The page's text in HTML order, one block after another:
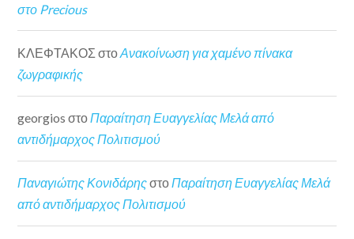
στο Precious
ΚΛΕΦΤΑΚΟΣ στοΑνακοίνωση για χαμένο πίνακα
ζωγραφικής
georgios στοΠαραίτηση Ευαγγελίας Μελά από
αντιδήμαρχος Πολιτισμού
Παναγιώτης ΚονιδάρηςστοΠαραίτηση Ευαγγελίας Μελά
από αντιδήμαρχος Πολιτισμού